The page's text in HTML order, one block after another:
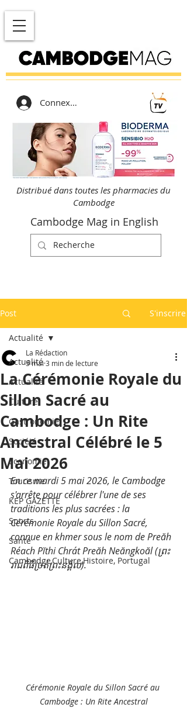
Connexion
Distribué dans toutes les pharmacies du
Cambodge
Cambodge Mag in English
Post S'inscrire
Actualité
Actualité
Culture
Gastronomie
Société
Economie
Tourisme
KEP GAZETTE
Sports
Santé
Cambodge,Culture,Histoire, Portugal
Actualité
La Cérémonie Royale du
Sillon Sacré au
Cambodge : Un Rite
Ancestral Célébré le 5
Mai 2026
La Rédaction
5 mai 3 min de lecture
En ce mardi 5 mai 2026, le Cambodge
s'arrête pour célébrer l'une de ses
traditions les plus sacrées : la
Cérémonie Royale du Sillon Sacré,
connue en khmer sous le nom de Preăh
Réach Pĭthi Chrát Preăh Neăngkoăl (ព្រះ
រាជពិធីច្រត់ព្រះនង្គ័ល).
Cérémonie Royale du Sillon Sacré au
Cambodge : Un Rite Ancestral